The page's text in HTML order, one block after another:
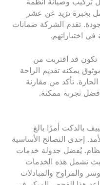
وصيانة أنظمة
بخبرة تزيد عن عشر
تقدم الشركة ضمانات
في اختياراتهم.
تكون قد اقتربت من
يمكنه تقديم الراحة
تأكد من مقارنة
تجربة ممكنة.
بالدكت أمرًا بالغ
إحدى النصائح الأساسية
يُفضل جدولة خدمات
حيث تشمل هذه الخدمات
والمراوح والمبادلات